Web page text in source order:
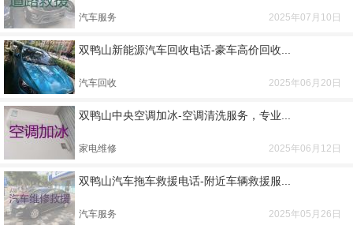
汽车服务 2025年07月10日
双鸭山新能源汽车回收电话-豪车高价回收...
汽车回收 2025年06月20日
双鸭山中央空调加冰-空调清洗服务，专业...
家电维修 2025年06月12日
双鸭山汽车拖车救援电话-附近车辆救援服...
汽车服务 2025年05月26日